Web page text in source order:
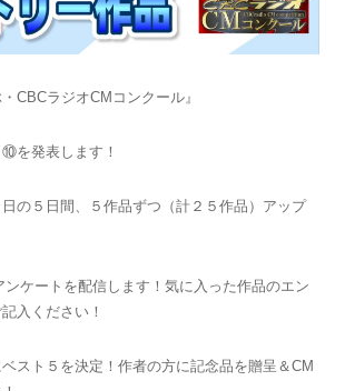
CBCラジオCMコンクール』
を発表します！
日の５日間、５作品ずつ（計２５作品）アップ
ンケートを配信します！気に入った作品のエン
入ください！
ベスト５を決定！作者の方に記念品を贈呈＆CM